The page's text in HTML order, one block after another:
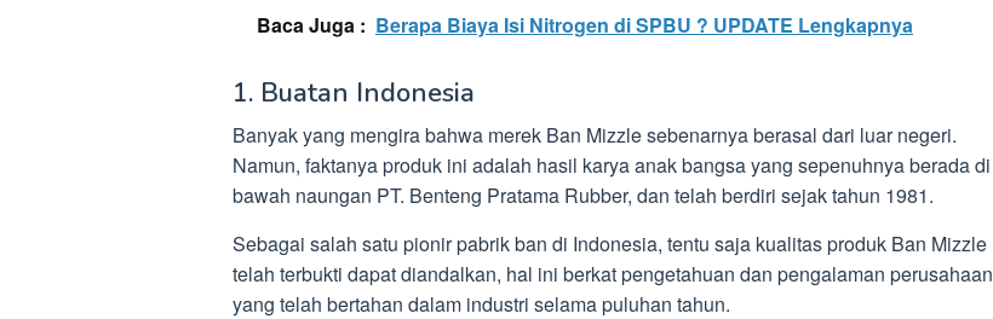
Baca Juga : Berapa Biaya Isi Nitrogen di SPBU ? UPDATE Lengkapnya
1. Buatan Indonesia
Banyak yang mengira bahwa merek Ban Mizzle sebenarnya berasal dari luar negeri.
Namun, faktanya produk ini adalah hasil karya anak bangsa yang sepenuhnya berada di
bawah naungan PT. Benteng Pratama Rubber, dan telah berdiri sejak tahun 1981.
Sebagai salah satu pionir pabrik ban di Indonesia, tentu saja kualitas produk Ban Mizzle
telah terbukti dapat diandalkan, hal ini berkat pengetahuan dan pengalaman perusahaan
yang telah bertahan dalam industri selama puluhan tahun.